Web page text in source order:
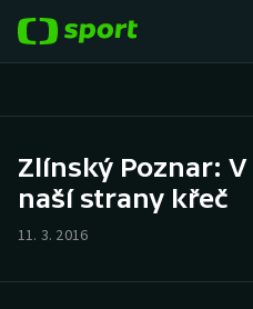
Hokej
Zlínský Poznar:
naší strany křeč
11. 3. 2016